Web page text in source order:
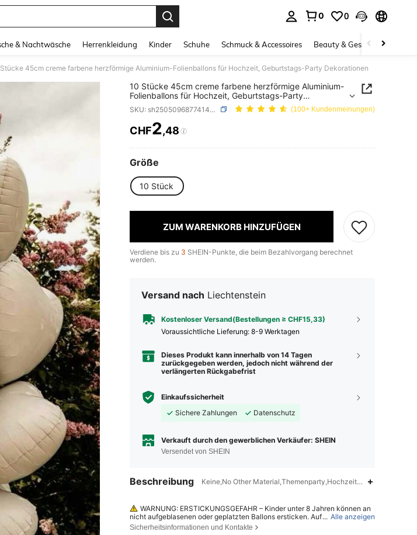
0 0
& Nachtwäsche Herrenkleidung Kinder Schuhe Schmuck & Accessoires Beauty & Gesundheit
45cm creme farbene herzförmige Aluminium-Folienballons für Hochzeit, Geburtstags-Party Dekorationen
10 Stücke 45cm creme farbene herzförmige Aluminium-
Folienballons für Hochzeit, Geburtstags-Party
Dekorationen
SKU: sh25050968774148808 (100+ Kundenmeinungen)
PRICE AND AVAILABILITY
CHF2,48
Größe
10 Stück
ZUM WARENKORB HINZUFÜGEN
Verdiene bis zu 3 SHEIN-Punkte, die beim Bezahlvorgang berechnet
werden.
Versand nach Liechtenstein
Kostenloser Versand(Bestellungen ≥ CHF15,33)
Voraussichtliche Lieferung: 8-9 Werktagen
Dieses Produkt kann innerhalb von 14 Tagen
zurückgegeben werden, jedoch nicht während der
verlängerten Rückgabefrist
Einkaufssicherheit
Sichere Zahlungen
Datenschutz
Verkauft durch den gewerblichen Verkäufer: SHEIN
Versendet von SHEIN
Beschreibung Keine,No Other Material,Themenparty,Hochzeitsparty,Braut Party
WARNUNG: ERSTICKUNGSGEFAHR – Kinder unter 8 Jahren können an
nicht aufgeblasenen oder geplatzten Ballons ersticken. Aufsicht durch Erw
achsene erforderlich. Nicht aufgeblasene Ballons von Kindern fernhalten. G
... Alle anzeigen
Sicherheitsinformationen und Kontakte